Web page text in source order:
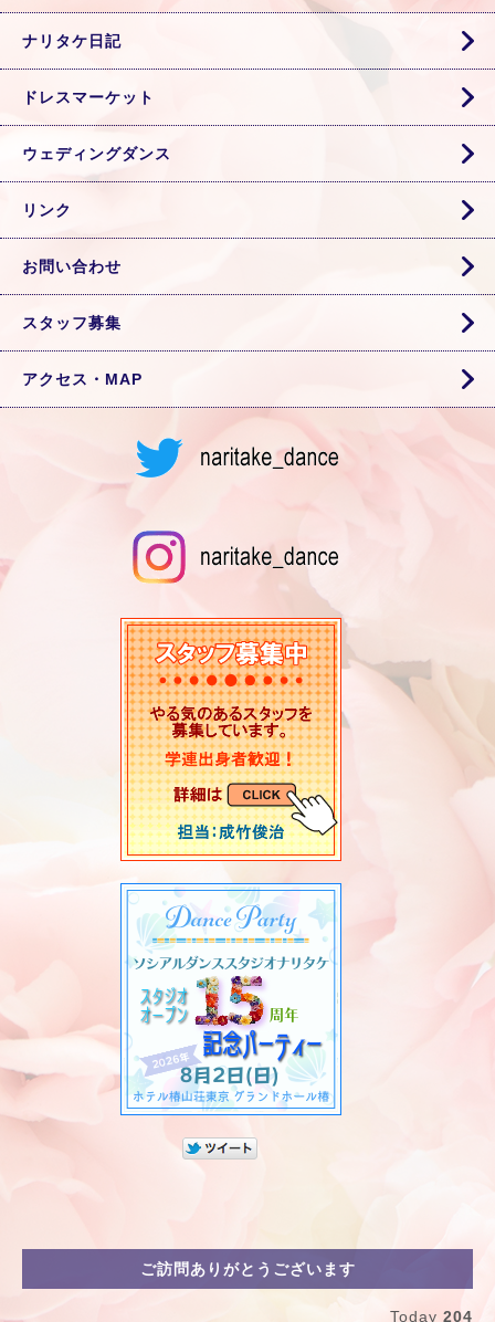
ナリタケ日記
ドレスマーケット
ウェディングダンス
リンク
お問い合わせ
スタッフ募集
アクセス・MAP
ご訪問ありがとうございます
Today 204